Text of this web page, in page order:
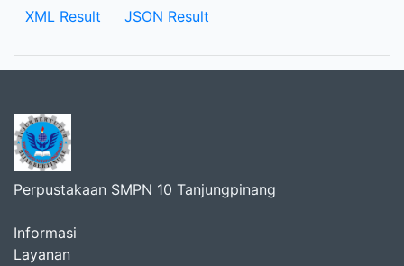
XML Result JSON Result
Perpustakaan SMPN 10 Tanjungpinang
Informasi
Layanan